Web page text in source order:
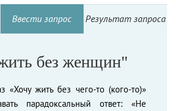
Ввести запрос Результат запроса
без женщин"
«Хочу жить без чего-то (кого-то)»
парадоксальный ответ: «Не